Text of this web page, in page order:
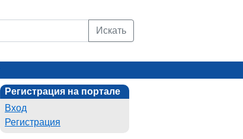
Искать
Регистрация на портале
Вход
Регистрация